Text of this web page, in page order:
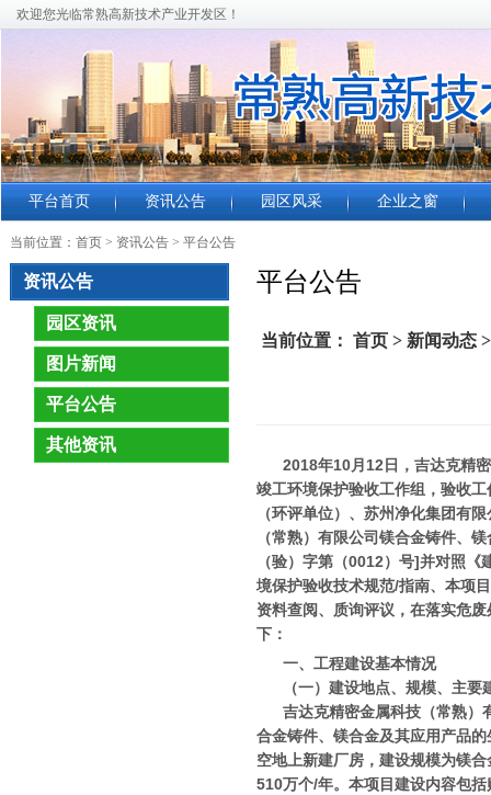
欢迎您光临常熟高新技术产业开发区！
平台首页 资讯公告 园区风采 企业之窗
当前位置： 首页 > 资讯公告 > 平台公告
资讯公告
园区资讯
图片新闻
平台公告
其他资讯
平台公告
当前位置： 首页 > 新闻动态
2018年10月12日，吉达克精
竣工环境保护验收工作组，验收
（环评单位）、苏州净化集团有
（常熟）有限公司镁合金铸件、
（验）字第（0012）号]并对照
境保护验收技术规范/指南、本项
资料查阅、质询评议，在落实危
下：
一、工程建设基本情况
（一）建设地点、规模、主要
吉达克精密金属科技（常熟）
合金铸件、镁合金及其应用产品
空地上新建厂房，建设规模为镁
510万个/年。本项目建设内容包